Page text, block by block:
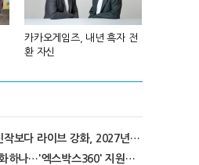
카카오게임즈, 내년 흑자 전
환 자신
넷마블 김병규 대표 "신작보다 라이브 강화, 2027년 라인업은 추후 공개"
MS, 차세대 호환성 강화하나…'엑스박스360' 지원설 확산